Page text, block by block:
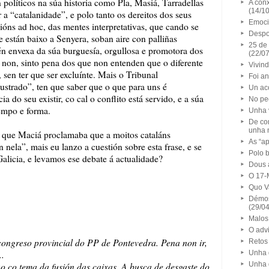
na súa historia como Pla, Masiá, Tarradellas
“catalanidade”, e polo tanto os dereitos dos seus
ad hoc, das mentes interpretativas, que cando se
baixo a Senyera, soban aire con palliñas
envexa da súa burguesía, orgullosa e promotora dos
sinto pena dos que non entenden que o diferente
ter que ser excluínte. Mais o Tribunal
ten que saber que o que para uns é
do seu existir, co cal o conflito está servido, e a súa
e forma.
Maciá proclamaba que a moitos cataláns
mais eu lanzo a cuestión sobre esta frase, e se
e levamos ese debate á actualidade?
provincial do PP de Pontevedra. Pena non ir,
co tema da fusión das caixas. A busca de desgaste do
A
(14/
25 de
(22/
Foi
Un
No
Unha
De
unha
As
Polo
Dous
O 17-
Quo
(29/
O
Unha
Unha